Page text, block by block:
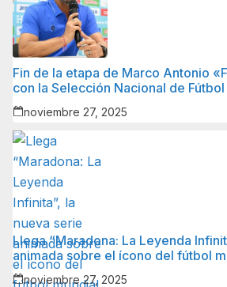
Fin de la etapa de Marco Antonio
con la Selección Nacional de
que sigue para él.
noviembre 27, 2025
Llega “Maradona: La Leyenda
animada sobre el ícono del fútbol
noviembre 27, 2025